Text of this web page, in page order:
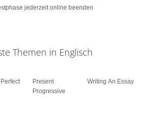
jederzeit online beenden
Themen in Englisch
Present
Progressive
Writing An Essay